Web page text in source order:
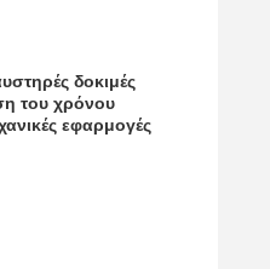
δοκιμές
του χρόνου
εφαρμογές